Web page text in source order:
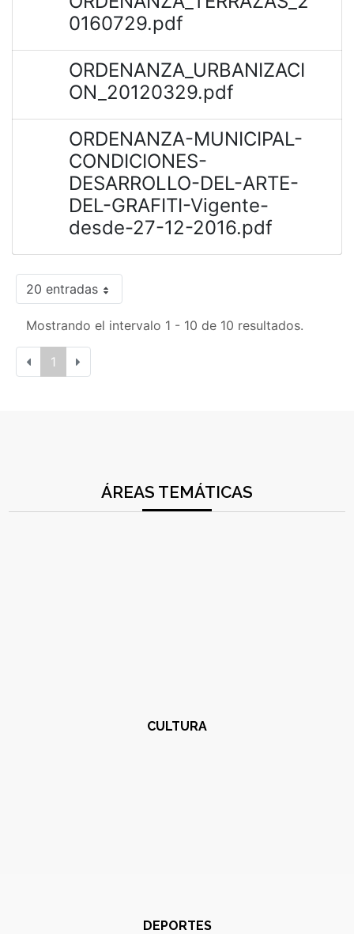
0160729.pdf
ORDENANZA_URBANIZACI
ON_20120329.pdf
ORDENANZA-MUNICIPAL-
CONDICIONES-
DESARROLLO-DEL-ARTE-
DEL-GRAFITI-Vigente-
desde-27-12-2016.pdf
20 entradas
Mostrando el intervalo 1 - 10 de 10 resultados.
1
ÁREAS TEMÁTICAS
CULTURA
DEPORTES